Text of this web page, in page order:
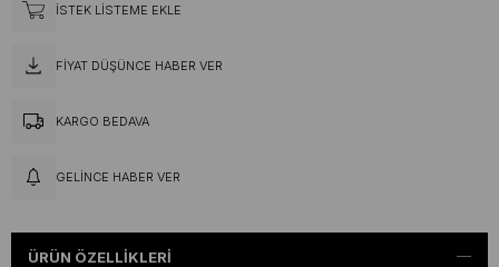
İSTEK LISTEME EKLE
FIYAT DÜŞÜNCE HABER VER
KARGO BEDAVA
GELINCE HABER VER
ÜRÜN ÖZELLIKLERI